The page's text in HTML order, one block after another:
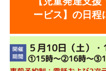
ービス】の日程